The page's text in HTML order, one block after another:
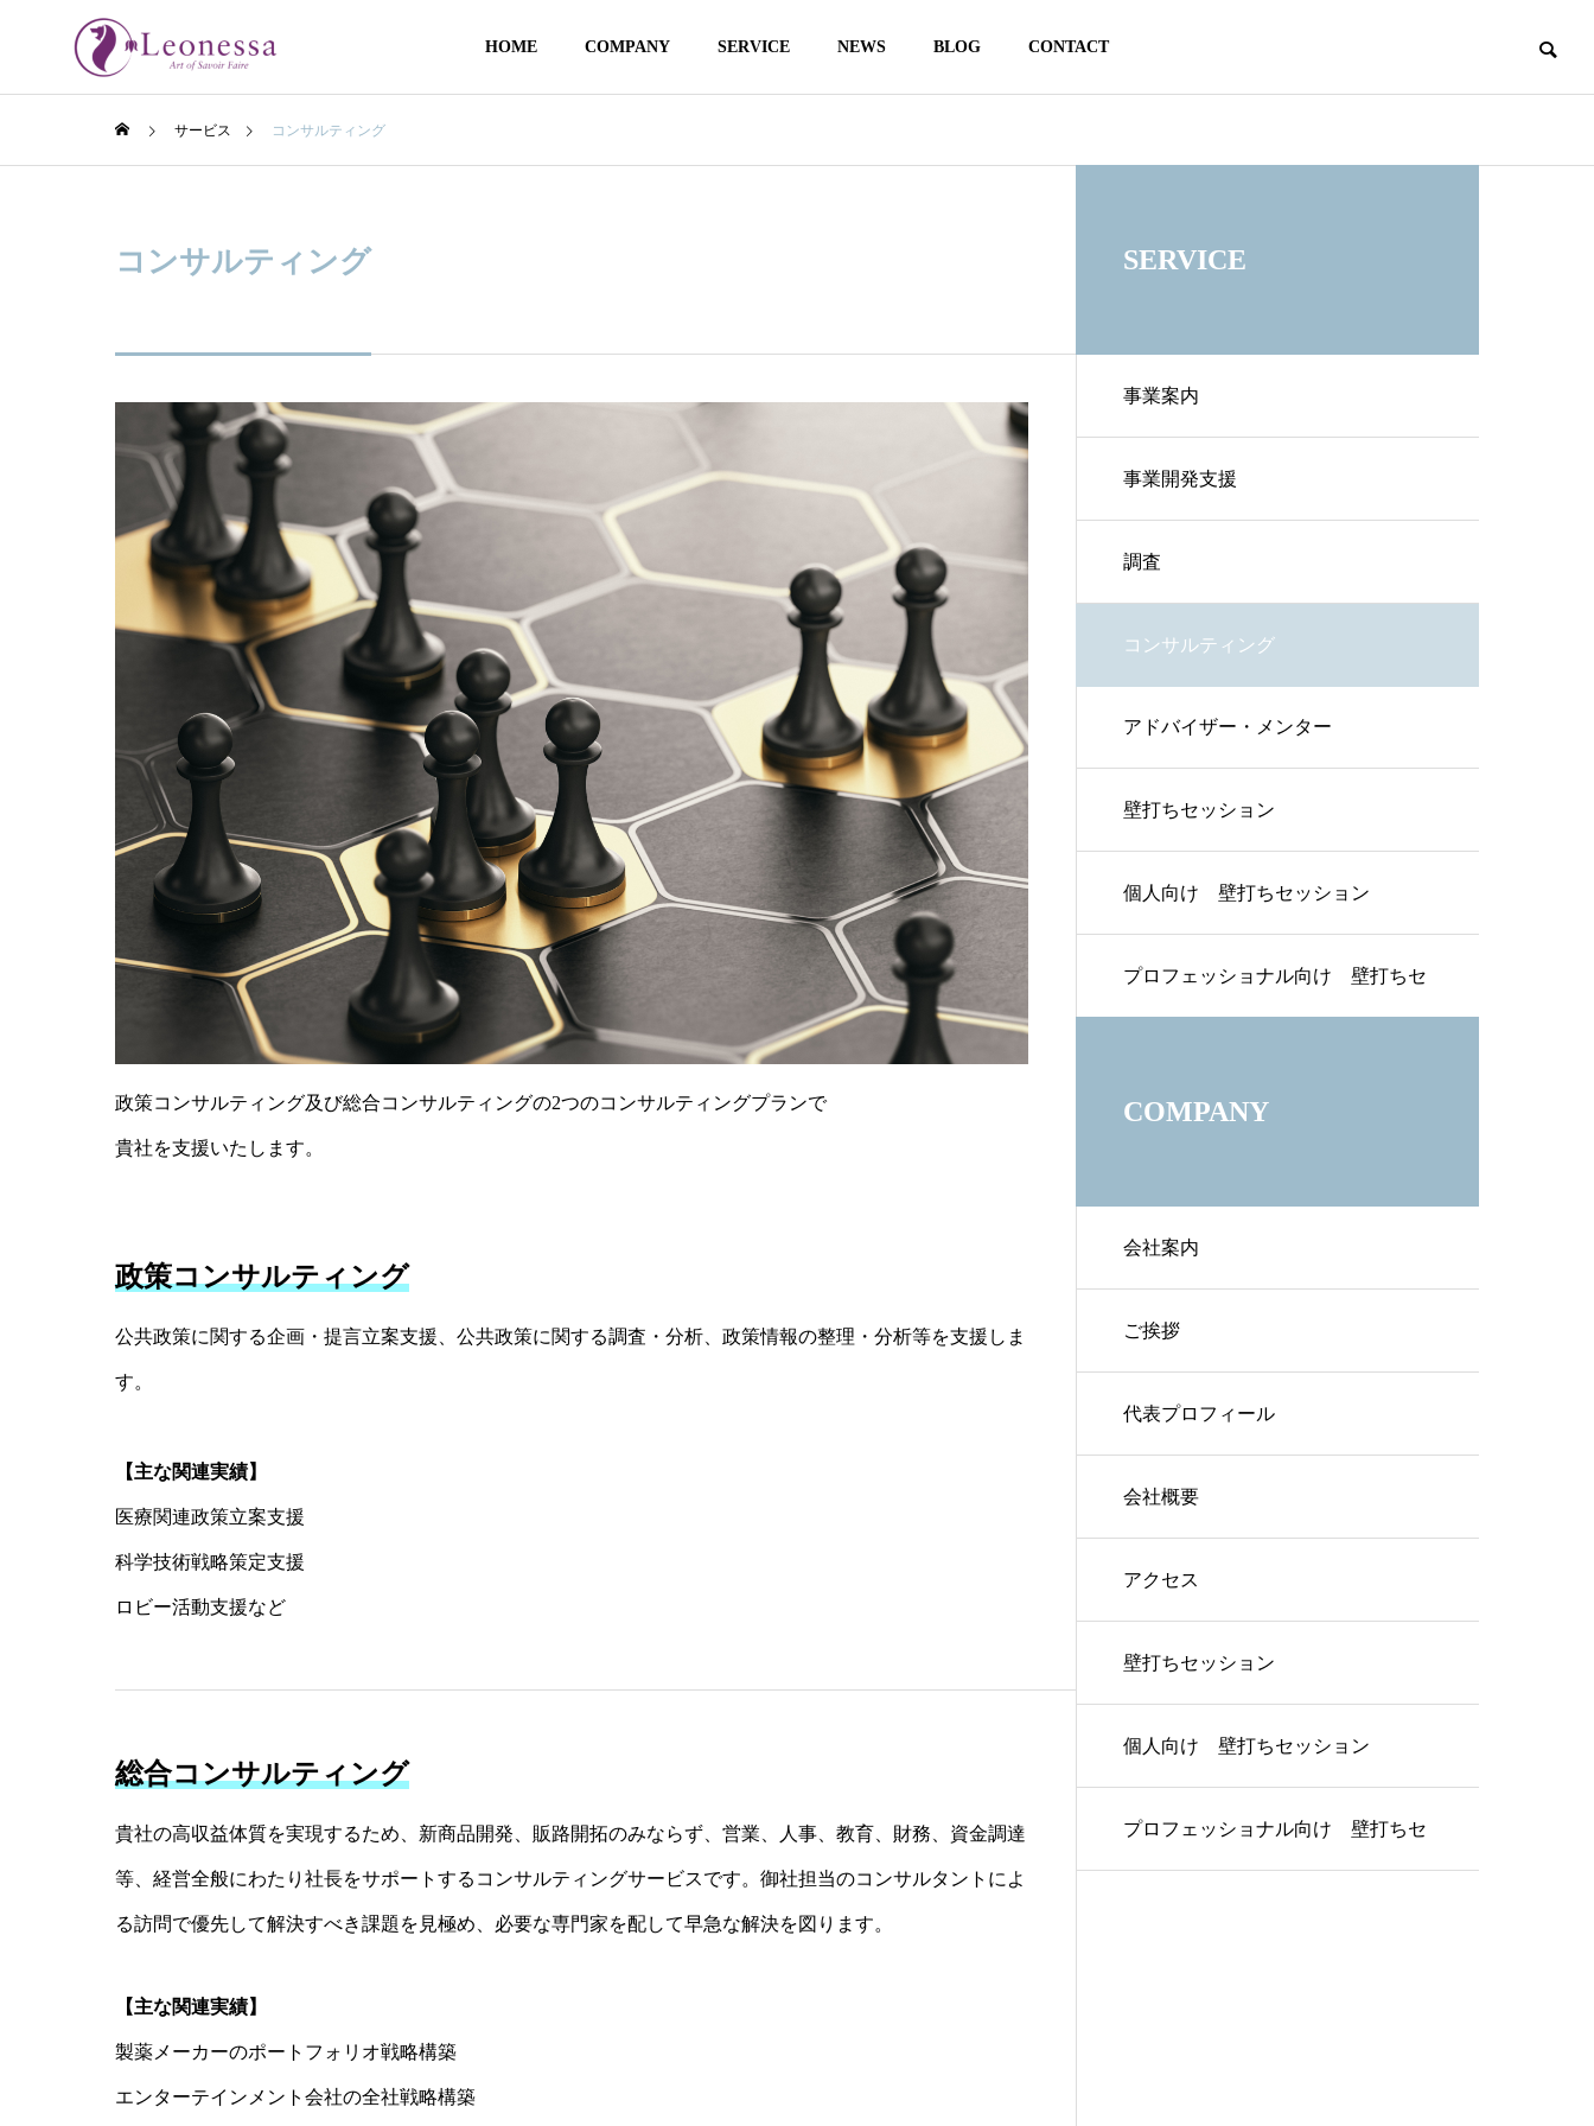
HOME COMPANY SERVICE NEWS BLOG CONTACT
サービス コンサルティング
コンサルティング
政策コンサルティング及び総合コンサルティングの2つのコンサルティングプランで
貴社を支援いたします。
政策コンサルティング
公共政策に関する企画・提言立案支援、公共政策に関する調査・分析、政策情報の整理・分析等を支援しま
す。
【主な関連実績】
医療関連政策立案支援
科学技術戦略策定支援
ロビー活動支援など
総合コンサルティング
貴社の高収益体質を実現するため、新商品開発、販路開拓のみならず、営業、人事、教育、財務、資金調達
等、経営全般にわたり社長をサポートするコンサルティングサービスです。御社担当のコンサルタントによ
る訪問で優先して解決すべき課題を見極め、必要な専門家を配して早急な解決を図ります。
【主な関連実績】
製薬メーカーのポートフォリオ戦略構築
エンターテインメント会社の全社戦略構築
SERVICE
事業案内
事業開発支援
調査
コンサルティング
アドバイザー・メンター
壁打ちセッション
個人向け 壁打ちセッション
プロフェッショナル向け 壁打ちセ
COMPANY
会社案内
ご挨拶
代表プロフィール
会社概要
アクセス
壁打ちセッション
個人向け 壁打ちセッション
プロフェッショナル向け 壁打ちセ